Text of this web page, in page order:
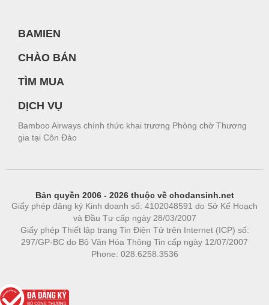
BAMIEN
CHÀO BÁN
TÌM MUA
DỊCH VỤ
Bamboo Airways chính thức khai trương Phòng chờ Thương
gia tại Côn Đảo
Bản quyền 2006 - 2026 thuộc về chodansinh.net
Giấy phép đăng ký Kinh doanh số: 4102048591 do Sở Kế Hoạch
và Đầu Tư cấp ngày 28/03/2007
Giấy phép Thiết lập trang Tin Điện Tử trên Internet (ICP) số:
297/GP-BC do Bộ Văn Hóa Thông Tin cấp ngày 12/07/2007
Phone: 028.6258.3536